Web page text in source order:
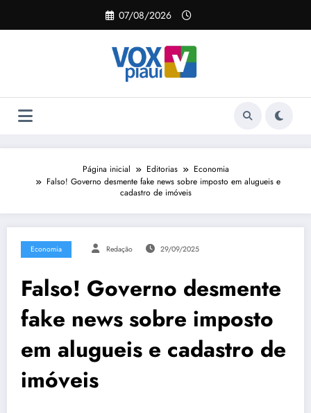
o
07/08/2026
Página inicial Editorias
Economia
Falso! Governo desmente fake news sobre imposto em alugueis e
cadastro de imóveis
Economia Redação 29/09/2025
Falso! Governo desmente
fake news sobre imposto
em alugueis e cadastro de
imóveis